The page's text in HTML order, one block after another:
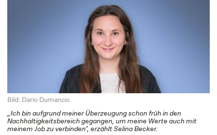
Bild: Dario Dumancic
„Ich bin aufgrund meiner Überzeugung schon früh in den
Nachhaltigkeitsbereich gegangen, um meine Werte auch mit
meinem Job zu verbinden", erzählt Selina Becker.